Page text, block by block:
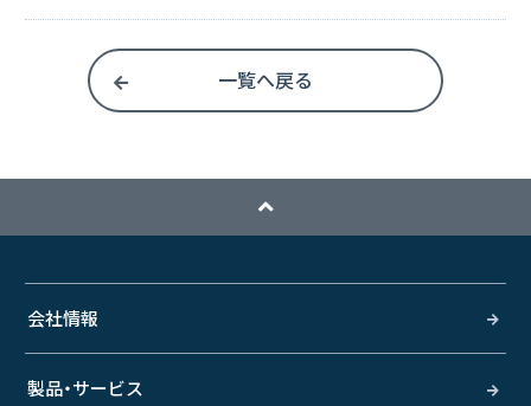
一覧へ戻る
会社情報
製品・サービス